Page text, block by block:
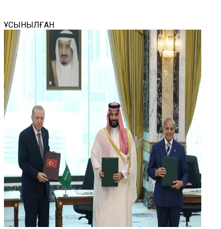
ҰСЫНЫЛҒАН